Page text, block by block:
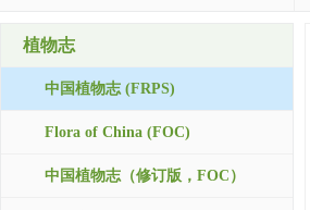
植物志
中国植物志 (FRPS)
Flora of China (FOC)
中国植物志（修订版，FOC）